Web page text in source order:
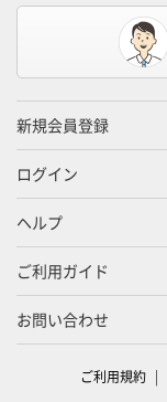
新規会員登録
ログイン
ヘルプ
ご利用ガイド
お問い合わせ
ご利用規約